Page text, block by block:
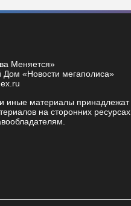
Меняется»
«Новости мегаполиса»
иные материалы принадлежат
на сторонних ресурсах